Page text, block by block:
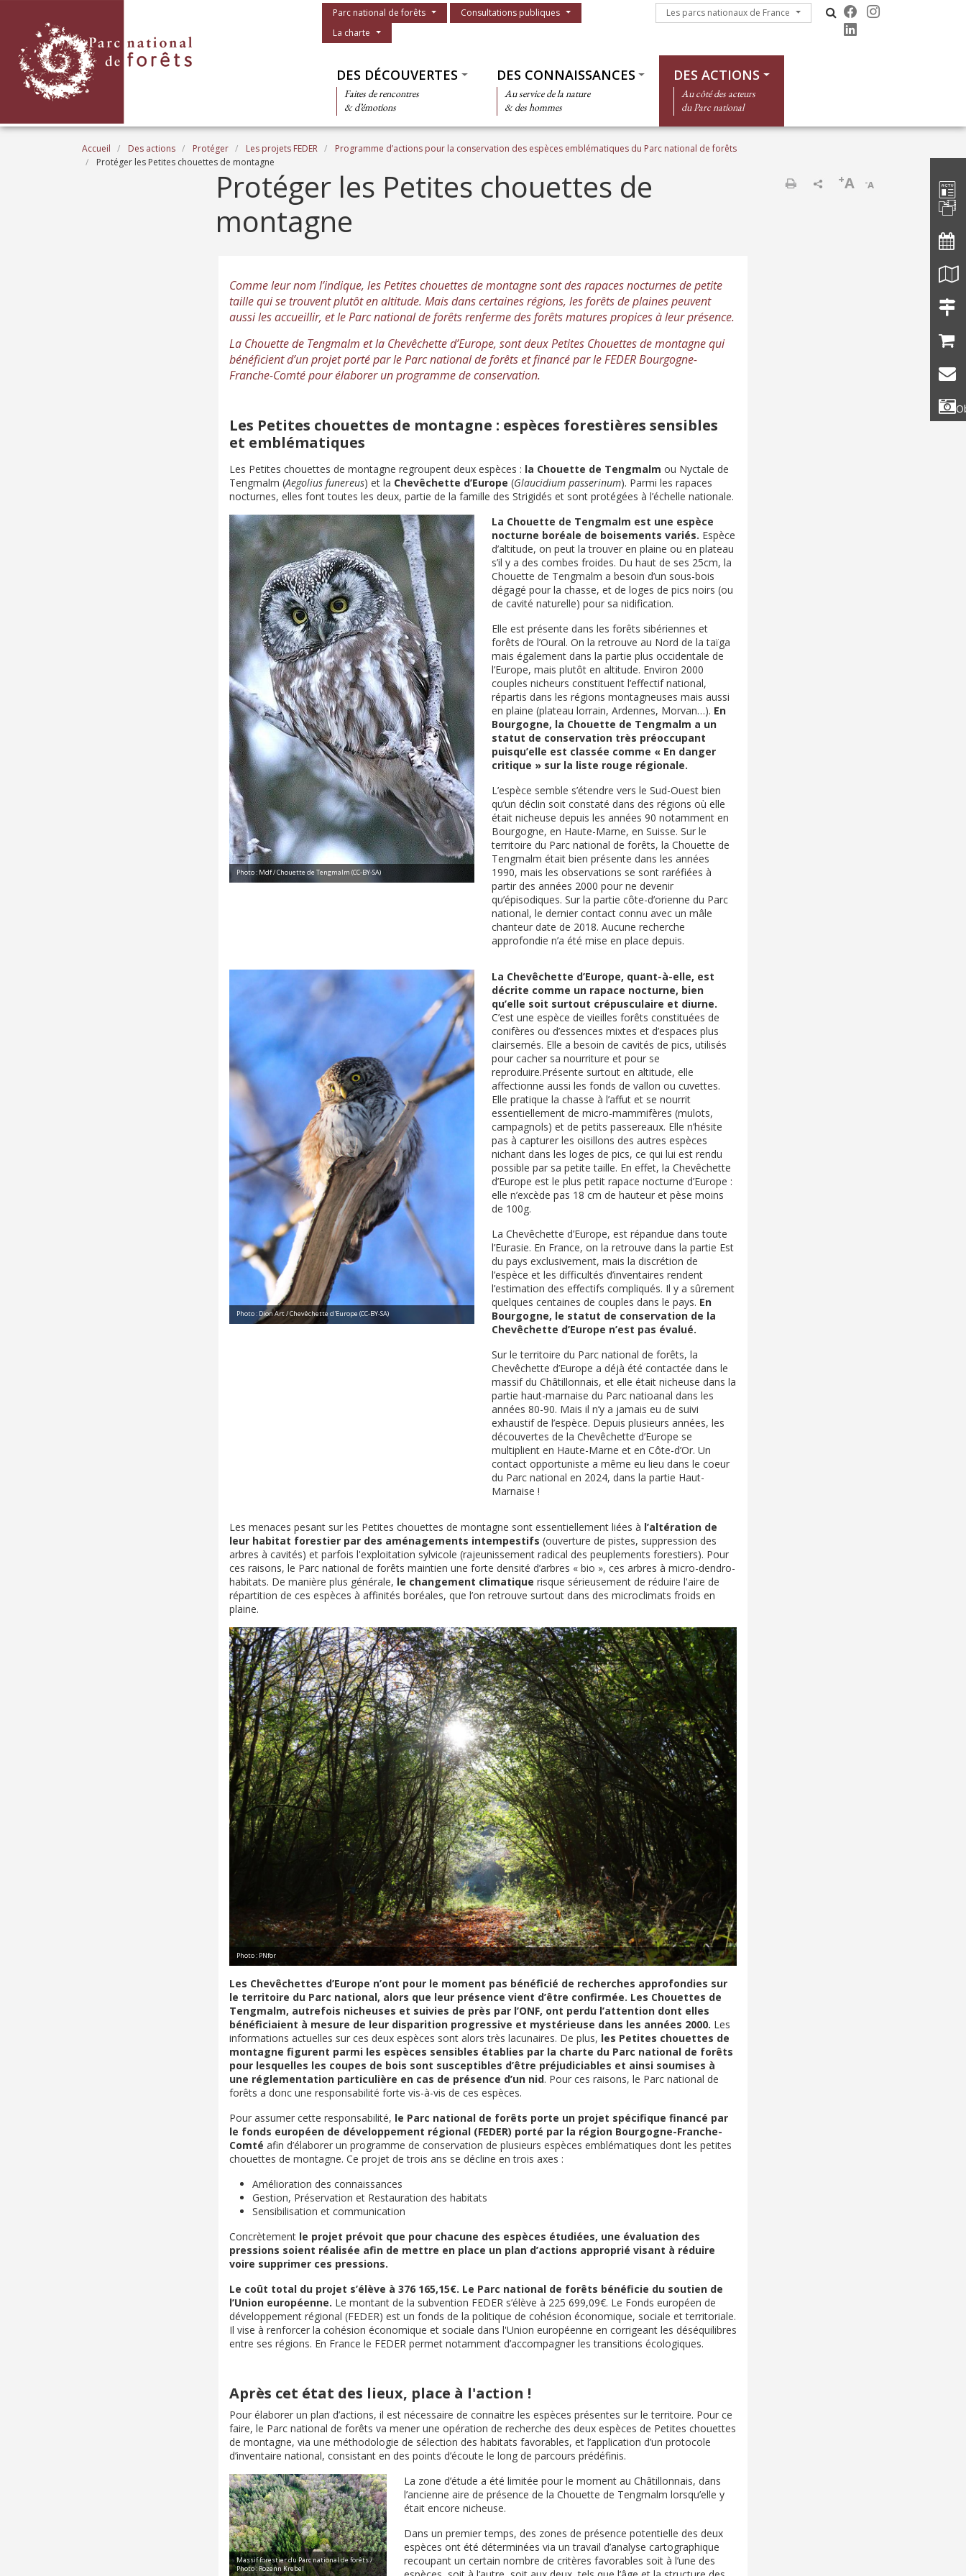
Menu du parc
Parc national de forêts
Consultations publiques
La charte
Les parcs nationaux de France
Les parcs nationaux de France
DES DÉCOUVERTES
Faites de rencontres
& d’émotions
DES CONNAISSANCES
Au service de la nature
& des hommes
DES ACTIONS
Au côté des acteurs
du Parc national
Fil d'Ariane
Accueil Des actions Protéger Les projets FEDER
Programme d’actions pour la conservation des espèces emblématiques du Parc national de forêts
Protéger les Petites chouettes de montagne
-A
+A
Protéger les Petites chouettes de
montagne
Comme leur nom l’indique, les Petites chouettes de montagne sont des rapaces nocturnes de petite
taille qui se trouvent plutôt en altitude. Mais dans certaines régions, les forêts de plaines peuvent
aussi les accueillir, et le Parc national de forêts renferme des forêts matures propices à leur présence.
La Chouette de Tengmalm et la Chevêchette d’Europe, sont deux Petites Chouettes de montagne qui
bénéficient d’un projet porté par le Parc national de forêts et financé par le FEDER Bourgogne-
Franche-Comté pour élaborer un programme de conservation.
Les Petites chouettes de montagne : espèces forestières sensibles
et emblématiques
Les Petites chouettes de montagne regroupent deux espèces : la Chouette de Tengmalm ou Nyctale de
Tengmalm (Aegolius funereus) et la Chevêchette d’Europe (Glaucidium passerinum). Parmi les rapaces
nocturnes, elles font toutes les deux, partie de la famille des Strigidés et sont protégées à l’échelle nationale.
Photo : Mdf / Chouette de Tengmalm (CC-BY-SA)
La Chouette de Tengmalm est une espèce
nocturne boréale de boisements variés. Espèce
d’altitude, on peut la trouver en plaine ou en plateau
s’il y a des combes froides. Du haut de ses 25cm, la
Chouette de Tengmalm a besoin d’un sous-bois
dégagé pour la chasse, et de loges de pics noirs (ou
de cavité naturelle) pour sa nidification.
Elle est présente dans les forêts sibériennes et
forêts de l’Oural. On la retrouve au Nord de la taïga
mais également dans la partie plus occidentale de
l’Europe, mais plutôt en altitude. Environ 2000
couples nicheurs constituent l’effectif national,
répartis dans les régions montagneuses mais aussi
en plaine (plateau lorrain, Ardennes, Morvan…). En
Bourgogne, la Chouette de Tengmalm a un
statut de conservation très préoccupant
puisqu’elle est classée comme « En danger
critique » sur la liste rouge régionale.
L’espèce semble s’étendre vers le Sud-Ouest bien
qu’un déclin soit constaté dans des régions où elle
était nicheuse depuis les années 90 notamment en
Bourgogne, en Haute-Marne, en Suisse. Sur le
territoire du Parc national de forêts, la Chouette de
Tengmalm était bien présente dans les années
1990, mais les observations se sont raréfiées à
partir des années 2000 pour ne devenir
qu’épisodiques. Sur la partie côte-d’orienne du Parc
national, le dernier contact connu avec un mâle
chanteur date de 2018. Aucune recherche
approfondie n’a été mise en place depuis.
Photo : Dion Art / Chevêchette d'Europe (CC-BY-SA)
La Chevêchette d’Europe, quant-à-elle, est
décrite comme un rapace nocturne, bien
qu’elle soit surtout crépusculaire et diurne.
C’est une espèce de vieilles forêts constituées de
conifères ou d’essences mixtes et d’espaces plus
clairsemés. Elle a besoin de cavités de pics, utilisés
pour cacher sa nourriture et pour se
reproduire.Présente surtout en altitude, elle
affectionne aussi les fonds de vallon ou cuvettes.
Elle pratique la chasse à l’affut et se nourrit
essentiellement de micro-mammifères (mulots,
campagnols) et de petits passereaux. Elle n’hésite
pas à capturer les oisillons des autres espèces
nichant dans les loges de pics, ce qui lui est rendu
possible par sa petite taille. En effet, la Chevêchette
d’Europe est le plus petit rapace nocturne d’Europe :
elle n’excède pas 18 cm de hauteur et pèse moins
de 100g.
La Chevêchette d’Europe, est répandue dans toute
l’Eurasie. En France, on la retrouve dans la partie Est
du pays exclusivement, mais la discrétion de
l’espèce et les difficultés d’inventaires rendent
l’estimation des effectifs compliqués. Il y a sûrement
quelques centaines de couples dans le pays. En
Bourgogne, le statut de conservation de la
Chevêchette d’Europe n’est pas évalué.
Sur le territoire du Parc national de forêts, la
Chevêchette d’Europe a déjà été contactée dans le
massif du Châtillonnais, et elle était nicheuse dans la
partie haut-marnaise du Parc natioanal dans les
années 80-90. Mais il n’y a jamais eu de suivi
exhaustif de l’espèce. Depuis plusieurs années, les
découvertes de la Chevêchette d’Europe se
multiplient en Haute-Marne et en Côte-d’Or. Un
contact opportuniste a même eu lieu dans le coeur
du Parc national en 2024, dans la partie Haut-
Marnaise !
Les menaces pesant sur les Petites chouettes de montagne sont essentiellement liées à l’altération de
leur habitat forestier par des aménagements intempestifs (ouverture de pistes, suppression des
arbres à cavités) et parfois l'exploitation sylvicole (rajeunissement radical des peuplements forestiers). Pour
ces raisons, le Parc national de forêts maintien une forte densité d’arbres « bio », ces arbres à micro-dendro-
habitats. De manière plus générale, le changement climatique risque sérieusement de réduire l'aire de
répartition de ces espèces à affinités boréales, que l’on retrouve surtout dans des microclimats froids en
plaine.
Photo : PNfor
Les Chevêchettes d’Europe n’ont pour le moment pas bénéficié de recherches approfondies sur
le territoire du Parc national, alors que leur présence vient d’être confirmée. Les Chouettes de
Tengmalm, autrefois nicheuses et suivies de près par l’ONF, ont perdu l’attention dont elles
bénéficiaient à mesure de leur disparition progressive et mystérieuse dans les années 2000. Les
informations actuelles sur ces deux espèces sont alors très lacunaires. De plus, les Petites chouettes de
montagne figurent parmi les espèces sensibles établies par la charte du Parc national de forêts
pour lesquelles les coupes de bois sont susceptibles d’être préjudiciables et ainsi soumises à
une réglementation particulière en cas de présence d’un nid. Pour ces raisons, le Parc national de
forêts a donc une responsabilité forte vis-à-vis de ces espèces.
Pour assumer cette responsabilité, le Parc national de forêts porte un projet spécifique financé par
le fonds européen de développement régional (FEDER) porté par la région Bourgogne-Franche-
Comté afin d’élaborer un programme de conservation de plusieurs espèces emblématiques dont les petites
chouettes de montagne. Ce projet de trois ans se décline en trois axes :
Amélioration des connaissances
Gestion, Préservation et Restauration des habitats
Sensibilisation et communication
Concrètement le projet prévoit que pour chacune des espèces étudiées, une évaluation des
pressions soient réalisée afin de mettre en place un plan d’actions approprié visant à réduire
voire supprimer ces pressions.
Le coût total du projet s’élève à 376 165,15€. Le Parc national de forêts bénéficie du soutien de
l’Union européenne. Le montant de la subvention FEDER s’élève à 225 699,09€. Le Fonds européen de
développement régional (FEDER) est un fonds de la politique de cohésion économique, sociale et territoriale.
Il vise à renforcer la cohésion économique et sociale dans l'Union européenne en corrigeant les déséquilibres
entre ses régions. En France le FEDER permet notamment d’accompagner les transitions écologiques.
Après cet état des lieux, place à l'action !
Pour élaborer un plan d’actions, il est nécessaire de connaitre les espèces présentes sur le territoire. Pour ce
faire, le Parc national de forêts va mener une opération de recherche des deux espèces de Petites chouettes
de montagne, via une méthodologie de sélection des habitats favorables, et l’application d’un protocole
d’inventaire national, consistant en des points d’écoute le long de parcours prédéfinis.
Massif forestier du Parc national de forêts /
Photo : Rozenn Krebel
La zone d’étude a été limitée pour le moment au Châtillonnais, dans
l’ancienne aire de présence de la Chouette de Tengmalm lorsqu’elle y
était encore nicheuse.
Dans un premier temps, des zones de présence potentielle des deux
espèces ont été déterminées via un travail d’analyse cartographique
recoupant un certain nombre de critères favorables soit à l’une des